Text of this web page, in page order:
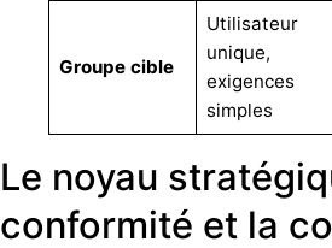
Groupe cible
Utilisateur
unique,
exigences
simples
Le noyau
conformité et la